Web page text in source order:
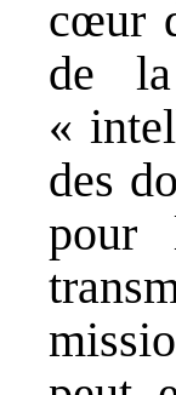
cœur
de
«
des
pour